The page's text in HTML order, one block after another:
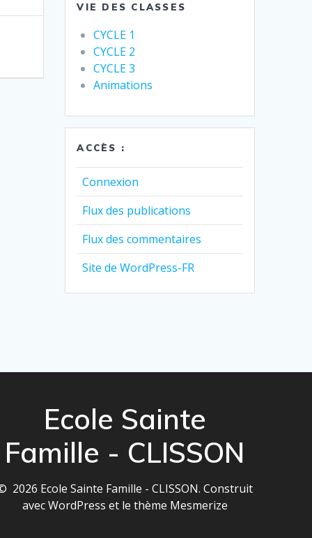
VIE DES CLASSES
CYCLE 1
CYCLE 2
CYCLE 3
Animations
ACCÈS :
Connexion
Flux des publications
Flux des commentaires
Site de WordPress-FR
Ecole Sainte
Famille - CLISSON
2026 Ecole Sainte Famille - CLISSON. Construit
avec WordPress et le thème Mesmerize